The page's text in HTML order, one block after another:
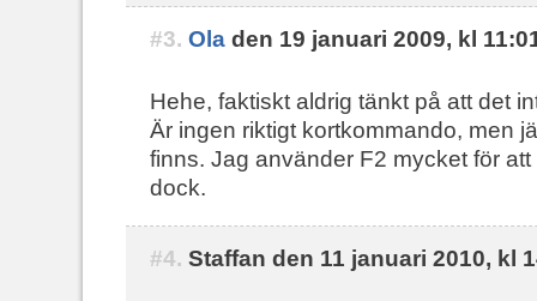
#3. Ola den 19 januari 2009, kl
Hehe, faktiskt aldrig tänkt på att det
Är ingen riktigt kortkommando, men
finns. Jag använder F2 mycket för
dock.
#4. Staffan den 11 januari 2010, kl